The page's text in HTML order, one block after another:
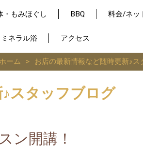
・もみほぐし BBQ 料金/ネッ
ネラル浴 アクセス
ホーム お店の最新情報など随時更新♪ス
スタッフブログ
ン開講！